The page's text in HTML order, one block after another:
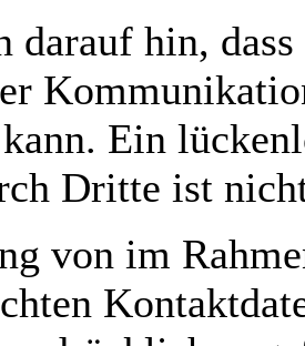
darauf hin,
Ein
Dritte ist
von im